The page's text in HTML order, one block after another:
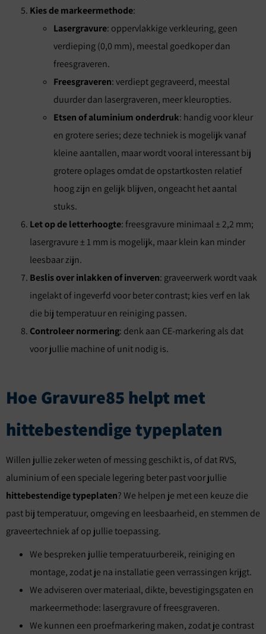
Kies de markeermethode:
Lasergravure: oppervlakkige verkleuring, geen
verdieping (0,0 mm), meestal goedkoper dan
freesgraveren.
Freesgraveren: verdiept gegraveerd, meestal
duurder dan lasergraveren, meer kleuropties.
Etsen of aluminium onderdruk: handig voor kleur
en grotere series; deze techniek is mogelijk vanaf
kleine aantallen, maar wordt vooral interessant bij
grotere oplages omdat de opstartkosten relatief
hoog zijn en gelijk blijven, ongeacht het aantal
stuks.
Let op de letterhoogte: freesgravure minimaal ± 2,2 mm;
lasergravure ± 1 mm is mogelijk, maar klein kan minder
leesbaar zijn.
Beslis over inlakken of inverven: graveerwerk wordt vaak
ingelakt of ingeverfd voor beter contrast; kies verf en lak
die bij temperatuur en reiniging passen.
Controleer normering: denk aan CE-markering als dat
voor jullie machine of unit nodig is.
Hoe Gravure85 helpt met
hittebestendige typeplaten
Willen jullie zeker weten of messing geschikt is, of dat RVS,
aluminium of een speciale legering beter past voor jullie
hittebestendige typeplaten? We helpen je met een keuze die
past bij temperatuur, omgeving en leesbaarheid, en stemmen de
graveertechniek af op jullie toepassing.
We bespreken jullie temperatuurbereik, reiniging en
montage, zodat je na installatie geen verrassingen krijgt.
We adviseren over materiaal, dikte, bevestigingsgaten en
markeermethode: lasergravure of freesgraveren.
We kunnen een proefmarkering maken, zodat je contrast